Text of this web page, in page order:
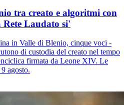
tra creato e algoritmi con
Rete Laudato si'
in Valle di Blenio, cinque voci -
di custodia del creato nel tempo
firmata da Leone XIV. Le
agosto.